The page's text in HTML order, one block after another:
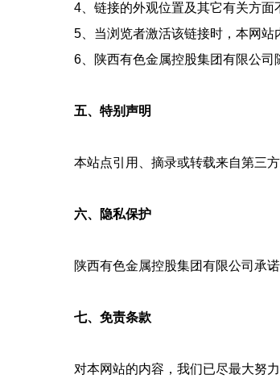
4、链接的外观位置及其它有关方面
5、当浏览者激活该链接时，本网站
6、陕西有色金属控股集团有限公司
五、特别声明
本站点引用、摘录或转载来自第三
六、隐私保护
陕西有色金属控股集团有限公司承
七、免责条款
对本网站的内容，我们已尽最大努